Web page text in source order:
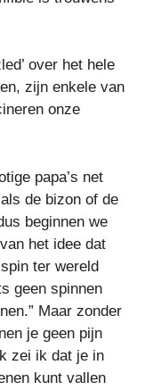
over het hele
zijn enkele van
onze
papa’s net
de bizon of de
beginnen we
het idee dat
ter wereld
geen spinnen
Maar zonder
je geen pijn
zei ik dat je in
kunt vallen